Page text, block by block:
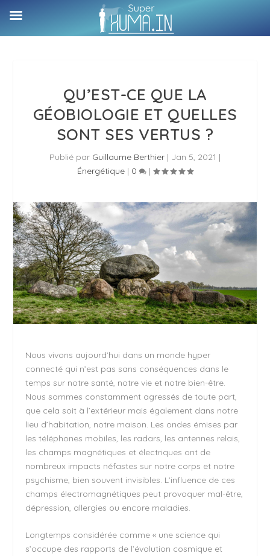
QU’EST-CE QUE LA
GÉOBIOLOGIE ET QUELLES
SONT SES VERTUS ?
Publié par Guillaume Berthier | Jan 5, 2021 |
Énergétique | 0 |
Nous vivons aujourd’hui dans un monde hyper
connecté qui n’est pas sans conséquences dans le
temps sur notre santé, notre vie et notre bien-être.
Nous sommes constamment agressés de toute part,
que cela soit à l’extérieur mais également dans notre
lieu d’habitation, notre maison. Les ondes émises par
les téléphones mobiles, les radars, les antennes relais,
les champs magnétiques et électriques ont de
nombreux impacts néfastes sur notre corps et notre
psychisme, bien souvent invisibles. L’influence de ces
champs électromagnétiques peut provoquer mal-être,
dépression, allergies ou encore maladies.
Longtemps considérée comme « une science qui
s’occupe des rapports de l’évolution cosmique et